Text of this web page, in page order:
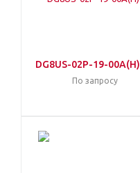
DG8US-02P-19-00A(H)
По запросу